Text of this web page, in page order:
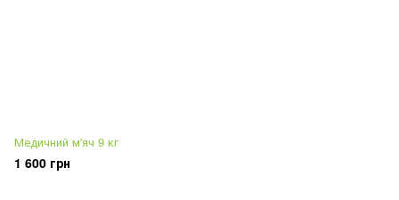
Медичний м'яч 9 кг
1 600 грн